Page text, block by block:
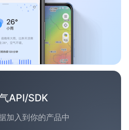
API/SDK
加入到你的产品中